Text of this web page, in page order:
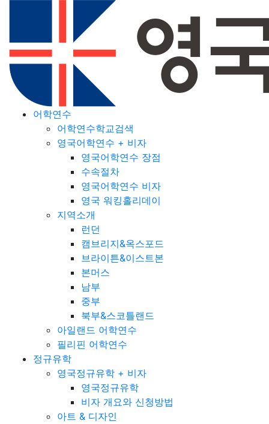
어학연수
어학연수학교검색
영국어학연수 + 비자
영국어학연수 장점
수속절차
영국어학연수 비자
영국 워킹홀리데이
지역소개
런던
캠브리지&옥스포드
브라이튼&이스트본
본머스
남부
중부
북부&스코틀랜드
아일랜드 어학연수
필리핀 어학연수
정규유학
영국정규유학 + 비자
영국정규유학
비자 개요와 신청방법
아트 & 디자인